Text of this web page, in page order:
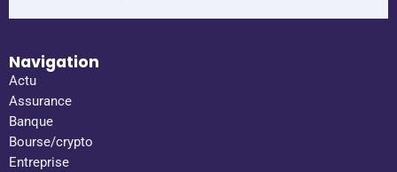
Navigation
Actu
Assurance
Banque
Bourse/crypto
Entreprise